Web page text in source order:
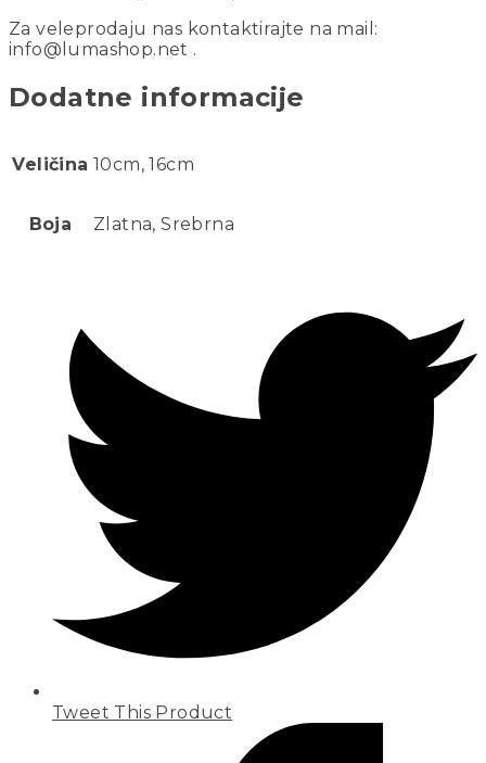
Za veleprodaju nas kontaktirajte na mail:
info@lumashop.net .
Dodatne informacije
Veličina 10cm, 16cm
Boja Zlatna, Srebrna
Tweet This Product